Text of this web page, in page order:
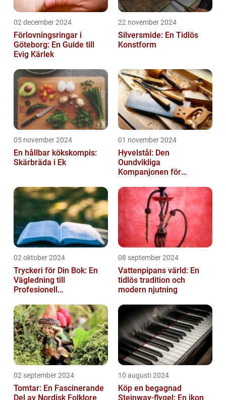
02 december 2024
Förlovningsringar i
Göteborg: En Guide till
Evig Kärlek
22 november 2024
Silversmide: En Tidlös
Konstform
05 november 2024
En hållbar kökskompis:
Skärbräda i Ek
01 november 2024
Hyvelstål: Den
Oundvikliga
Kompanjonen för
02 oktober 2024
Tryckeri för Din Bok: En
Vägledning till
Profesionell
08 september 2024
Vattenpipans värld: En
tidlös tradition och
modern njutning
02 september 2024
Tomtar: En Fascinerande
Del av Nordisk Folklore
10 augusti 2024
Köp en begagnad
Steinway-flygel: En ikon